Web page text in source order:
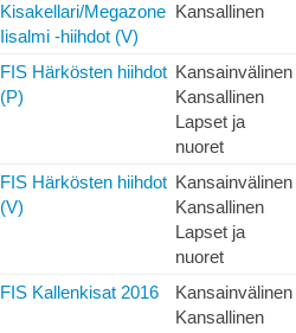
Kisakellari/Megazone
Iisalmi -hiihdot (V)
Kansallinen
FIS Härkösten hiihdot
(P)
Kansainvälinen
Kansallinen
Lapset ja
nuoret
FIS Härkösten hiihdot
(V)
Kansainvälinen
Kansallinen
Lapset ja
nuoret
FIS Kallenkisat 2016
Kansainvälinen
Kansallinen